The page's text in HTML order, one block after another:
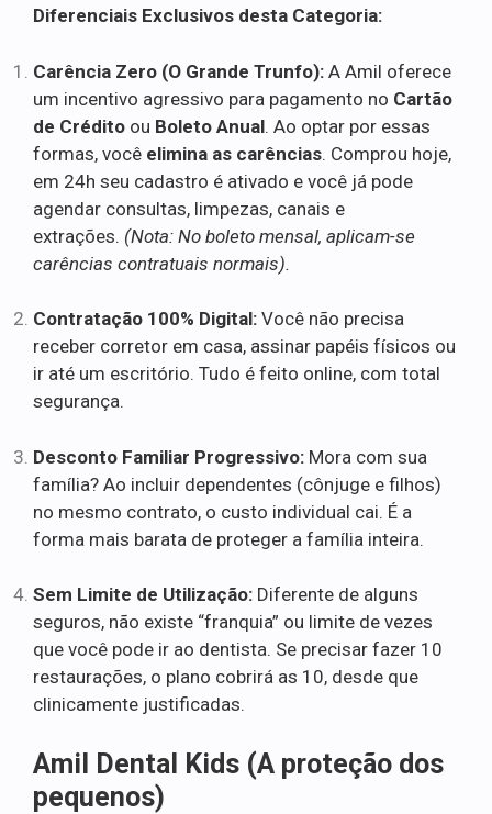
Diferenciais Exclusivos desta Categoria:
Carência Zero (O Grande Trunfo): A Amil oferece
um incentivo agressivo para pagamento no Cartão
de Crédito ou Boleto Anual. Ao optar por essas
formas, você elimina as carências. Comprou hoje,
em 24h seu cadastro é ativado e você já pode
agendar consultas, limpezas, canais e
extrações. (Nota: No boleto mensal, aplicam-se
carências contratuais normais).
Contratação 100% Digital: Você não precisa
receber corretor em casa, assinar papéis físicos ou
ir até um escritório. Tudo é feito online, com total
segurança.
Desconto Familiar Progressivo: Mora com sua
família? Ao incluir dependentes (cônjuge e filhos)
no mesmo contrato, o custo individual cai. É a
forma mais barata de proteger a família inteira.
Sem Limite de Utilização: Diferente de alguns
seguros, não existe “franquia” ou limite de vezes
que você pode ir ao dentista. Se precisar fazer 10
restaurações, o plano cobrirá as 10, desde que
clinicamente justificadas.
Amil Dental Kids (A proteção dos
pequenos)